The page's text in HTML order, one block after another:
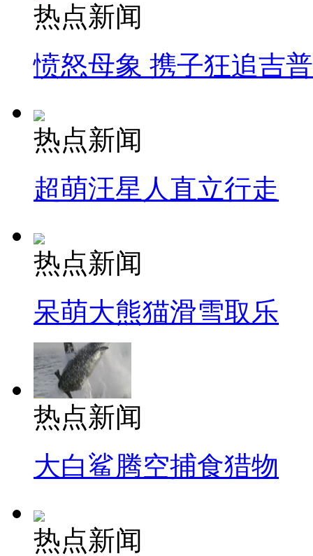
热点新闻
愤怒母象 携子狂追吉
热点新闻
超萌汪星人直立行走
热点新闻
呆萌大熊猫滑雪取乐
热点新闻
大白鲨腾空捕食猎物
热点新闻